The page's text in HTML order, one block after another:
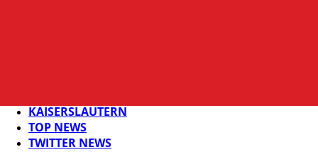
KAISERSLAUTERN
TOP NEWS
TWITTER NEWS